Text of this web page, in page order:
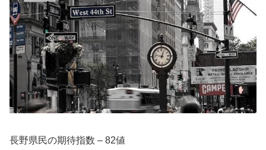
長野県民の期待指数 – 82値